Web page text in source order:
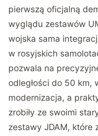
pierwszą oficjalną
wyglądu zestawów
wojska sama
w rosyjskich
pozwala na
odległości do 50 km,
modernizacja, a
zrobiły ze swoimi
zestawy JDAM, które